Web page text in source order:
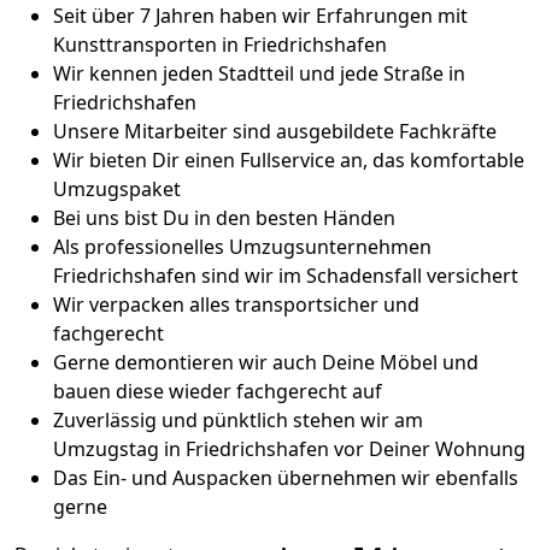
Seit über 7 Jahren haben wir Erfahrungen mit
Kunsttransporten in Friedrichshafen
Wir kennen jeden Stadtteil und jede Straße in
Friedrichshafen
Unsere Mitarbeiter sind ausgebildete Fachkräfte
Wir bieten Dir einen Fullservice an, das komfortable
Umzugspaket
Bei uns bist Du in den besten Händen
Als professionelles Umzugsunternehmen
Friedrichshafen sind wir im Schadensfall versichert
Wir verpacken alles transportsicher und
fachgerecht
Gerne demontieren wir auch Deine Möbel und
bauen diese wieder fachgerecht auf
Zuverlässig und pünktlich stehen wir am
Umzugstag in Friedrichshafen vor Deiner Wohnung
Das Ein- und Auspacken übernehmen wir ebenfalls
gerne